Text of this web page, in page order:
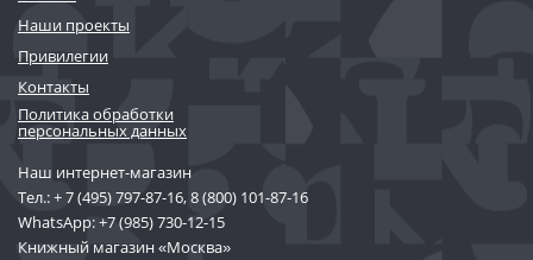
Наши проекты
Привилегии
Контакты
Политика обработки
персональных данных
Наш интернет-магазин
Тел.:+ 7 (495) 797-87-16,8 (800) 101-87-16
WhatsApp:+7 (985) 730-12-15
Книжный магазин «Москва»